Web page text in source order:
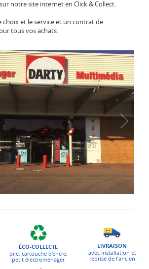
notre site internet en Click & Collect.
choix et le service et un contrat de
tous vos achats.
ÉCO-COLLECTE
pile, cartouche d'encre,
petit électroménager
LIVRAISON
avec installation et
reprise de l’ancien